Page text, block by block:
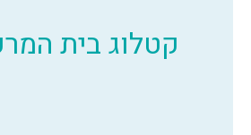
קטלוג בית